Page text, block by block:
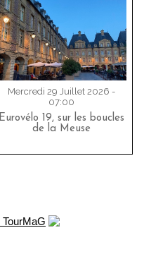
Mercredi 29 Juillet 2026 -
07:00
Eurovélo 19, sur les boucles
de la Meuse